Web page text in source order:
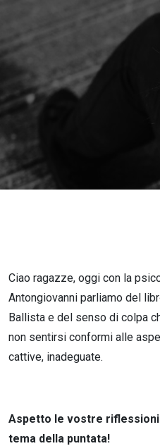
società
ci fa
sentire
cattive
madri.
Ciao ragazze, oggi con la
Antongiovanni parliamo del
Ballista e del senso di colpa
non sentirsi conformi alle
cattive, inadeguate.
Aspetto le vostre
tema della puntata!